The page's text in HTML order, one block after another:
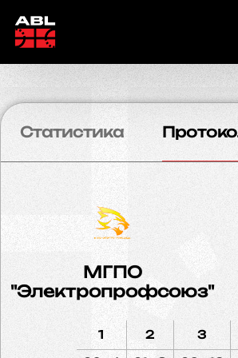
Статистика
МГПО
"Электропрофсоюз"
1
2
3